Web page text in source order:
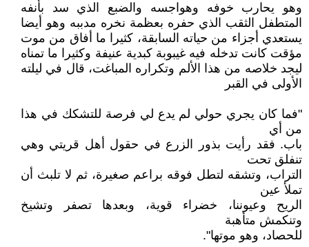
وهو يحارب خوفه وهواجسه والضبع الذي سد بأنفه
المتطفل الثقب الذي حفره بعظمة نخره مدببه وهو أيضا
يستعدي أجزاء من حياته السابقة، كثيرا ما أفاق من موت
مؤقت كانت تدخله فيه غيبوبة كبدية عنيفة وكثيرا ما تمناه
ليجد خلاصه من هذا الألم وتكراره المباغت، قال في ليلته
الأولى في القبر
"فما كان يجري حولي لم يدع لي فرصة للتشكك في هذا
من أي
باب. فقد رأيت بذور الزرع في حقول أهل قريتي وهي
تنفلق تحت
التراب، وتشقه لتطل فوقه براعم صغيرة، ثم لا تلبث أن
تملأ عين
الريح وعيوننا، خضراء قوية، وبعدها تصفر وتشيخ
وتنكمش متأهبة
للحصاد، وهو موتها".